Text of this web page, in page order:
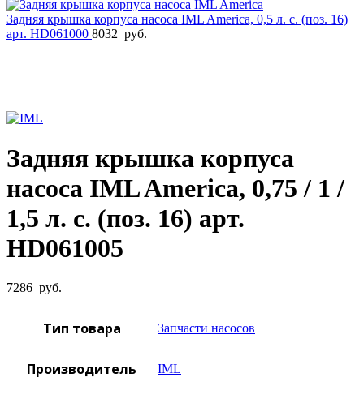
Задняя крышка корпуса насоса IML America, 0,5 л. с. (поз. 16)
арт. HD061000 8032 руб.
Задняя крышка корпуса
насоса IML America, 0,75 / 1 /
1,5 л. с. (поз. 16) арт.
HD061005
7286 руб.
Тип товара Запчасти насосов
Производитель IML